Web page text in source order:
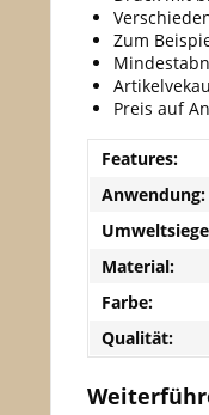
Zum
Preis auf
Features:
Anwendung:
Material:
Farbe:
Qualität: